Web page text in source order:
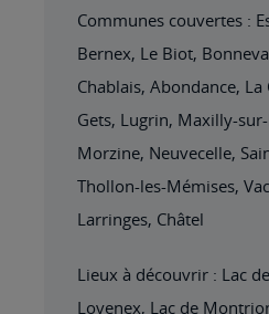
Communes couvertes :
Bernex, Le Biot,
Chablais, Abondance,
Gets, Lugrin, Maxilly-
Morzine, Neuvecelle,
Thollon-les-Mémises,
Larringes, Châtel
Lieux à découvrir : Lac
Lovenex, Lac de